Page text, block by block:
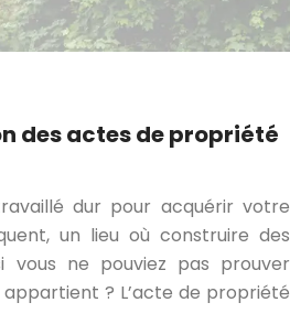
des actes de propriété
dur pour acquérir votre
un lieu où construire des
vous ne pouviez pas prouver
? L’acte de propriété